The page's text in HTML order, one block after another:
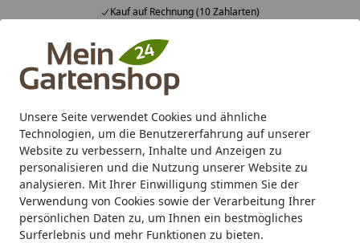
Unsere Seite verwendet Cookies und ähnliche
Technologien, um die Benutzererfahrung auf unserer
Website zu verbessern, Inhalte und Anzeigen zu
personalisieren und die Nutzung unserer Website zu
analysieren. Mit Ihrer Einwilligung stimmen Sie der
Verwendung von Cookies sowie der Verarbeitung Ihrer
persönlichen Daten zu, um Ihnen ein bestmögliches
Surferlebnis und mehr Funktionen zu bieten.
Kauf auf Rechnung (10 Zahlarten)
Alle Produkte
Mein Konto
Suchen
Karibu Pools inkl. gratis Sandfilteranlage & Pool-
Starterset (Gesamtwert bis 468,99€)
Startseite
Grill Grill Marken Dick Dick Serien Dick Superior